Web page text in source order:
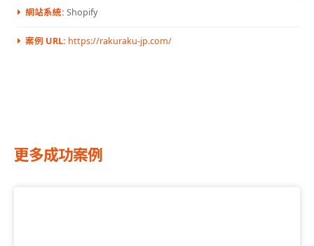
網站系統: Shopify
案例 URL: https://rakuraku-jp.com/
更多成功案例